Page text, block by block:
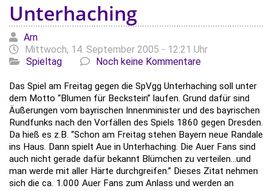
Unterhaching
Geschrieben von
Arn
Mittwoch, 14. September 2005 - 12:21 Uhr
Spieltag
Noch keine Kommentare
Das Spiel am Freitag gegen die SpVgg Unterhaching soll unter
dem Motto “Blumen für Beckstein” laufen. Grund dafür sind
Äußerungen vom bayrischen Innenminister und des bayrischen
Rundfunks nach den Vorfällen des Spiels 1860 gegen Dresden.
Da hieß es z.B. “Schon am Freitag stehen Bayern neue Randale
ins Haus. Dann spielt Aue in Unterhaching. Die Auer Fans sind
auch nicht gerade dafür bekannt Blümchen zu verteilen...und
man werde mit aller Härte durchgreifen.” Dieses Zitat nehmen
sich die ca. 1.000 Auer Fans zum Anlass und werden an